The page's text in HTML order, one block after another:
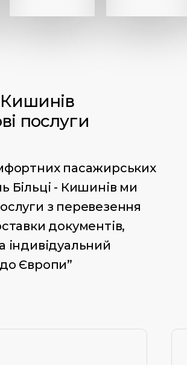
Кишинів
послуги
пасажирських
Більці - Кишинів ми
з перевезення
документів,
індивідуальний
Європи”